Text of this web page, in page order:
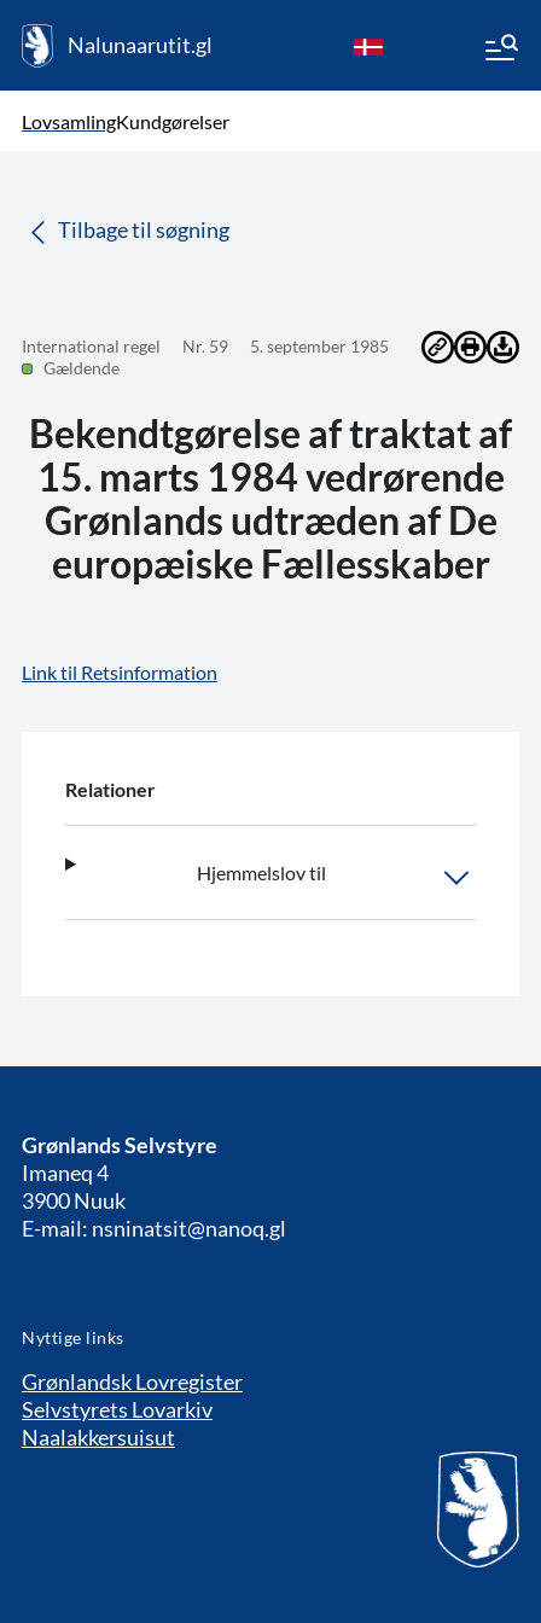
Nalunaarutit.gl
LovsamlingKundgørelser
Tilbage til søgning
International regel Nr. 59
5. september 1985
Gældende
Bekendtgørelse af traktat af
15. marts 1984 vedrørende
Grønlands udtræden af De
europæiske Fællesskaber
Link til Retsinformation
Relationer
Hjemmelslov til
Grønlands Selvstyre
Imaneq 4
3900 Nuuk
E-mail: nsninatsit@nanoq.gl
Nyttige links
Grønlandsk Lovregister
Selvstyrets Lovarkiv
Naalakkersuisut